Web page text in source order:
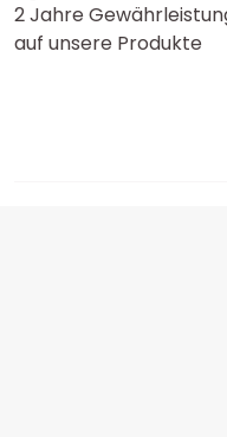
2 Jahre
auf unsere Produkte